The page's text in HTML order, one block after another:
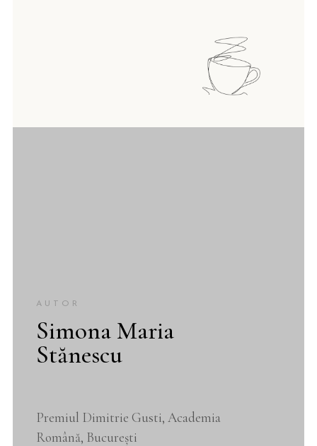
AUTOR
Simona Maria
Stănescu
Premiul Dimitrie Gusti, Academia
Română, București